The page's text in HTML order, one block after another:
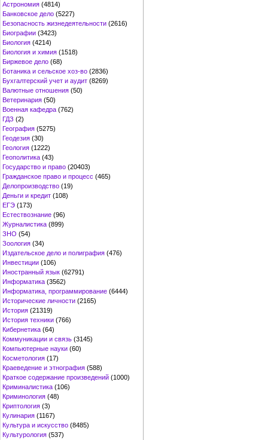
Астрономия (4814)
Банковское дело (5227)
Безопасность жизнедеятельности (2616)
Биографии (3423)
Биология (4214)
Биология и химия (1518)
Биржевое дело (68)
Ботаника и сельское хоз-во (2836)
Бухгалтерский учет и аудит (8269)
Валютные отношения (50)
Ветеринария (50)
Военная кафедра (762)
ГДЗ (2)
География (5275)
Геодезия (30)
Геология (1222)
Геополитика (43)
Государство и право (20403)
Гражданское право и процесс (465)
Делопроизводство (19)
Деньги и кредит (108)
ЕГЭ (173)
Естествознание (96)
Журналистика (899)
ЗНО (54)
Зоология (34)
Издательское дело и полиграфия (476)
Инвестиции (106)
Иностранный язык (62791)
Информатика (3562)
Информатика, программирование (6444)
Исторические личности (2165)
История (21319)
История техники (766)
Кибернетика (64)
Коммуникации и связь (3145)
Компьютерные науки (60)
Косметология (17)
Краеведение и этнография (588)
Краткое содержание произведений (1000)
Криминалистика (106)
Криминология (48)
Криптология (3)
Кулинария (1167)
Культура и искусство (8485)
Культурология (537)